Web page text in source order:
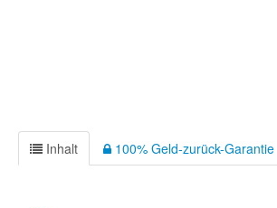
Inhalt 100% Geld-zurück-Garantie